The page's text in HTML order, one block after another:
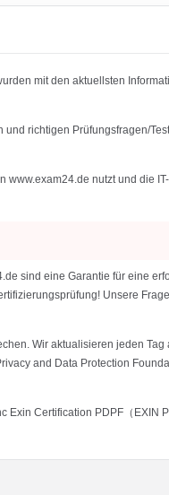
mit den aktuellsten
richtigen Prüfungsfragen/
nutzt und die
sind eine Garantie für eine
Unsere
Wir aktualisieren jeden
and Data Protection
Certification PDPF（EXIN